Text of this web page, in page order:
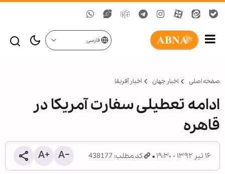
فارسی
صفحه اصلی اخبار جهان اخبار آفریقا
ادامه تعطیلی سفارت آمریکا در
قاهره
۱۶ تیر ۱۳۹۲ - ۱۹:۳۰ کد مطلب: 438177